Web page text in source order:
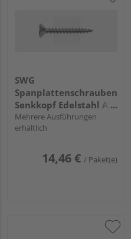
SWG
Spanplattenschrauben
Senkkopf Edelstahl A2
- Kleinpack
Mehrere Ausführungen
erhältlich
14,46 € / Paket(e)